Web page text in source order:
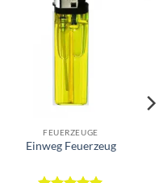
FEUERZEUGE
Einweg Feuerzeug